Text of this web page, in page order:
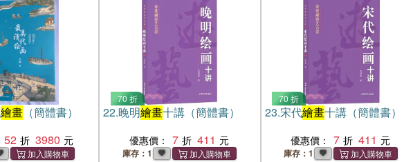
繪畫 （簡體書）
52
3980
70 折
22.晚明繪畫十講（簡體書）
優惠價： 7 411
庫存：1
70 折
23.宋代繪畫十講（簡體書）
優惠價： 7 411
庫存：1